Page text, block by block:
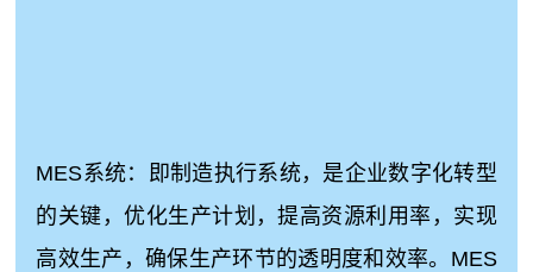
MES系统：即制造执行系统，是企业数字化转型
的关键，优化生产计划，提高资源利用率，实现
高效生产，确保生产环节的透明度和效率。MES